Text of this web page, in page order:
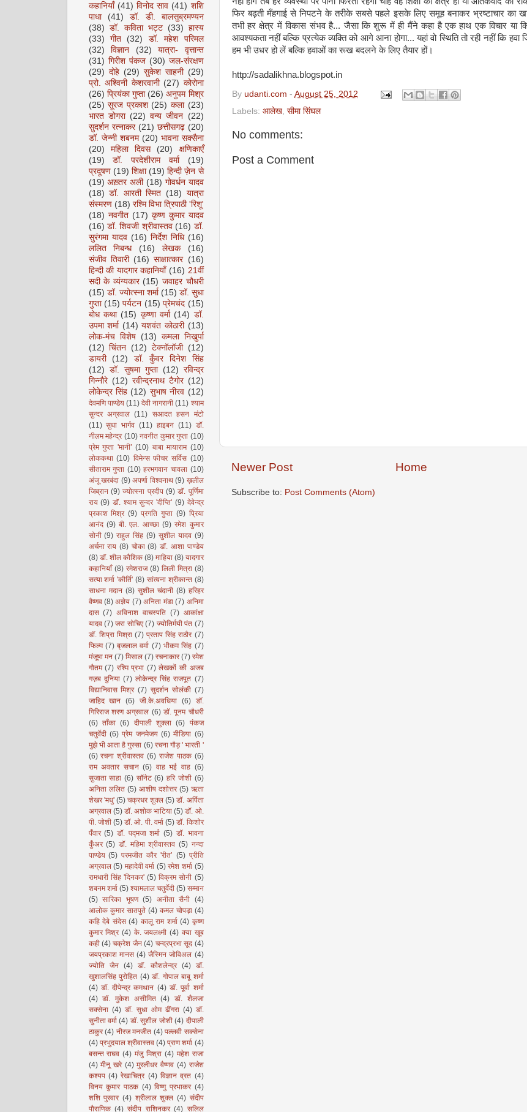
फिर बढ़ती मँहगाई से निपटने के तरीके सबसे पहले इसके लिए समूह बनाकर भ्रष्टाचार का
तभी हर क्षेत्र में विकास संभव है... जैसा कि शुरू में ही मैंने कहा है एक हाथ एक विचार या
आवश्यकता नहीं बल्कि प्रत्येक व्यक्ति को आगे आना होगा... यहां वो स्थिति तो रही नहीं कि हवा
हम भी उधर हो लें बल्कि हवाओं का रूख बदलने के लिए तैयार हों।
http://sadalikhna.blogspot.in
By udanti.com - August 25, 2012
Labels: आलेख, सीमा सिंघल
No comments:
Post a Comment
Newer Post Home
Subscribe to: Post Comments (Atom)
कहानियाँ (41) विनोद साव (41) शशि
पाधा
(41)
डॉ. डी. बालसुब्रमण्यन
(38) डॉ. कविता भट्ट (33) हास्य
(33)
गीत (32)
डॉ. महेश परिमल
(32)
विज्ञान (32)
यात्रा- वृत्तान्त
(31) गिरीश पंकज (30) जल-संरक्षण
(29) दोहे (29) सुकेश साहनी (29)
प्रो. अश्विनी केशरवानी (27) कोरोना
(26) प्रियंका गुप्ता (26) अनुपम मिश्र
(25) सूरज प्रकाश (25) कला (23)
भारत डोगरा (22) वन्य जीवन (22)
सुदर्शन रत्नाकर (21) छत्तीसगढ़ (20)
डॉ. जेन्नी शबनम (20) भावना सक्सैना
(20)
महिला दिवस (20)
क्षणिकाएँ
(19)
डॉ. परदेशीराम वर्मा
(19)
प्रदूषण (19) शिक्षा (19) हिन्दी ज़ेन से
(19) अख़्तर अली (18) गोवर्धन यादव
(18) डॉ. आरती स्मित (18) यात्रा
संस्मरण (18) रश्मि विभा त्रिपाठी 'रिशू'
(18) नवगीत (17) कृष्ण कुमार यादव
(16) डॉ. शिवजी श्रीवास्तव (16) डॉ.
सुरंगमा यादव (16) निर्देश निधि (16)
ललित निबन्ध
(16) लेखक
(16)
संजीव तिवारी (16) साक्षात्कार (16)
हिन्दी की यादगार कहानियाँ (16) 21वीं
सदी के व्यंग्यकार (15) जवाहर चौधरी
(15) डॉ. ज्योत्स्ना शर्मा (15) डॉ. सुधा
गुप्ता (15) पर्यटन (15) प्रेमचंद (15)
बोध कथा (15) कृष्णा वर्मा (14) डॉ.
उपमा शर्मा (14) यशवंत कोठारी (13)
लोक-मंच विशेष
(13) कमला निखुर्पा
(12) चिंतन (12) टेक्नॉलॉजी
(12)
डायरी
(12)
डॉ. कुँवर दिनेश सिंह
(12) डॉ. सुषमा गुप्ता (12) रविन्द्र
गिन्नौरे (12) रवीन्द्रनाथ टैगोर (12)
लोकेन्द्र सिंह (12) सुभाष नीरव (12)
देवमणि पाण्डेय (11) देवी नागरानी (11) श्याम
सुन्दर अग्रवाल (11) सआदत हसन मंटो
(11) सुधा भार्गव (11) हाइबन (11) डॉ.
नीलम महेन्द्र (10) नवनीत कुमार गुप्ता (10)
प्रेम गुप्ता 'मानी’ (10) बाबा मायाराम (10)
लोककथा (10) विमेन्स फीचर सर्विस (10)
सीताराम गुप्ता (10) हरभगवान चावला (10)
अंजू खरबंदा (9) अपर्णा विश्वनाथ (9) ख़लील
जिब्रान (9) ज्योत्स्ना प्रदीप (9) डॉ. पूर्णिमा
राय (9) डॉ. श्याम सुन्दर 'दीप्ति' (9) देवेन्द्र
प्रकाश मिश्र (9) प्रगति गुप्ता (9) प्रिया
आनंद (9) बी. एल. आच्छा (9) रमेश कुमार
सोनी (9) राहुल सिंह (9) सुशील यादव (9)
अर्चना राय (8) चोका (8) डॉ. आशा पाण्डेय
(8) डॉ. शील कौशिक (8) माहिया (8) यादगार
कहानियाँ (8) रमेशराज (8) लिली मित्रा (8)
सत्या शर्मा 'कीर्ति' (8) सांत्वना श्रीकान्त (8)
साधना मदान (8) सुशील चंदानी (8) हरिहर
वैष्णव (8) अज्ञेय (7) अनिता मंडा (7) अनिमा
दास (7) अविनाश वाचस्पति (7) आकांक्षा
यादव (7) जरा सोचिए (7) ज्योतिर्मयी पंत (7)
डॉ. शिप्रा मिश्रा (7) प्रताप सिंह राठौर (7)
फिल्म (7) बृजलाल वर्मा (7) भीकम सिंह (7)
मंजूषा मन (7) मिसाल (7) रचनाकार (7) रमेश
गौतम (7) रश्मि प्रभा (7) लेखकों की अजब
गज़ब दुनिया (7) लोकेन्द्र सिंह राजपूत (7)
विद्यानिवास मिश्र (7) सुदर्शन सोलंकी (7)
जाहिद खान (6) जी.के.अवधिया (6) डॉ.
गिरिराज शरण अग्रवाल (6) डॉ. पूनम चौधरी
(6) ताँका (6) दीपाली शुक्ला (6) पंकज
चतुर्वेदी (6) प्रेम जनमेजय (6) मीडिया (6)
मुझे भी आता है गुस्सा (6) रचना गौड़ ' भारती '
(6) रचना श्रीवास्तव (6) राजेश पाठक (6)
राम अवतार सचान (6) वाह भई वाह (6)
सुजाता साहा (6) सॉनेट (6) हरि जोशी (6)
अनिता ललित (5) आशीष दशोत्तर (5) ऋता
शेखर 'मधु' (5) चक्रधर शुक्ल (5) डॉ. अर्पिता
अग्रवाल (5) डॉ. अशोक भाटिया (5) डॉ. ओ.
पी. जोशी (5) डॉ. ओ. पी. वर्मा (5) डॉ. किशोर
पँवार (5) डॉ. पद्मजा शर्मा (5) डॉ. भावना
कुँअर (5) डॉ. महिमा श्रीवास्तव (5) नन्दा
पाण्डेय (5) परमजीत कौर 'रीत’ (5) प्रीति
अग्रवाल (5) महादेवी वर्मा (5) रमेश शर्मा (5)
रामधारी सिंह 'दिनकर' (5) विक्रम सोनी (5)
शबनम शर्मा (5) श्यामलाल चतुर्वेदी (5) सम्मान
(5) सारिका भूषण (5) अनीता सैनी (4)
आलोक कुमार सातपुते (4) कमल चोपड़ा (4)
कहि देबे संदेस (4) कालू राम शर्मा (4) कृष्ण
कुमार मिश्र (4) के. जयलक्ष्मी (4) क्या खूब
कही (4) चक्रेश जैन (4) चन्द्रप्रभा सूद (4)
जयप्रकाश मानस (4) जैस्मिन जोविअल (4)
ज्योति जैन
(4) डॉ. कौशलेन्द्र (4)
डॉ.
खुशालसिंह पुरोहित (4) डॉ. गोपाल बाबू शर्मा
(4) डॉ. दीपेन्द्र कमथान (4) डॉ. पूर्वा शर्मा
(4) डॉ. मुकेश असीमित (4) डॉ. शैलजा
सक्सेना (4) डॉ. सुधा ओम ढींगरा (4) डॉ.
सुनीता वर्मा (4) डॉ. सुशील जोशी (4) दीपाली
ठाकुर (4) नीरज मनजीत (4) पल्लवी सक्सेना
(4) प्रभुदयाल श्रीवास्तव (4) प्राण शर्मा (4)
बसन्त राघव (4) मंजु मिश्रा (4) महेश राजा
(4) मीनू खरे (4) मुरलीधर वैष्णव (4) राजेश
कश्यप (4) रेखाचित्र (4) विज्ञान व्रत (4)
विनय कुमार पाठक (4) विष्णु प्रभाकर (4)
शशि पुरवार (4) श्रीलाल शुक्ल (4) संदीप
पौराणिक (4) संदीप राशिनकर (4) सलिल